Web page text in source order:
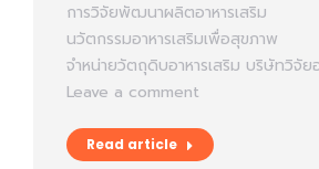
การวิจัยพัฒนาผลิตอาหารเสริม
นวัตกรรมอาหารเสริมเพื่อสุขภาพ
จำหน่ายวัตถุดิบอาหารเสริม บริษัทวิจัย
Leave a comment
Read article